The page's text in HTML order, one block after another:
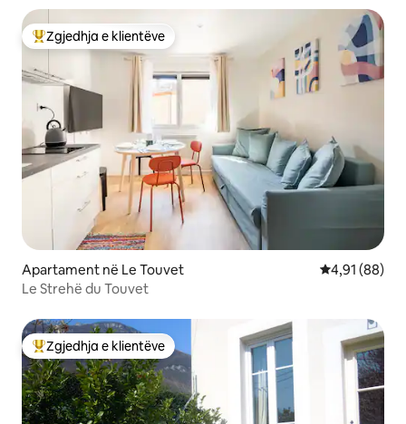
Më të mirat e zgjedhjeve të klientëve
Zgjedhja e klientëve
Apartament në Le Touvet Vlerësimi
4,91 (88)
Le Strehë du Touvet
Më të mirat e zgjedhjeve të klientëve
Zgjedhja e klientëve